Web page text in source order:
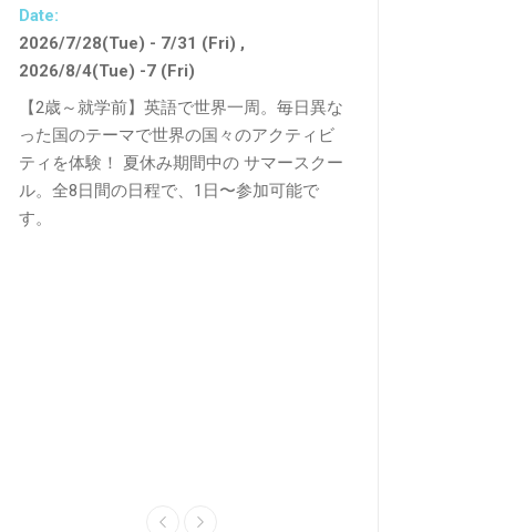
Date:
2026/7/28(Tue) - 7/31 (Fri) ,
2026/8/4(Tue) -7 (Fri)
【2歳～就学前】英語で世界一周。毎日異な
った国のテーマで世界の国々のアクティビ
ティを体験！ 夏休み期間中の サマースクー
ル。全8日間の日程で、1日〜参加可能で
す。